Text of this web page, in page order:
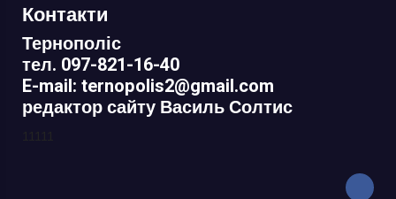
Контакти
Тернополіс
тел. 097-821-16-40
E-mail: ternopolis2@gmail.com
редактор сайту Василь Солтис